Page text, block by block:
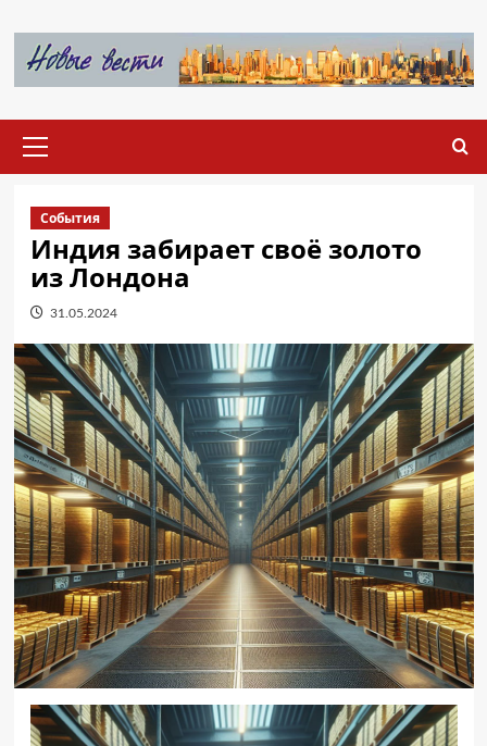
содержимому
меню
События
Индия забирает своё золото
из Лондона
31.05.2024